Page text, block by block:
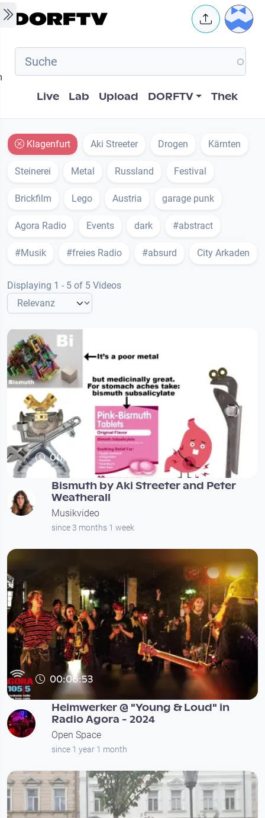
Skip to main content User
Hauptnavigation
Live Lab Upload DORFTV Thek
Klagenfurt Aki Streeter Drogen Kärnten
Steinerei Metal Russland Festival
Brickfilm Lego Austria garage punk
Agora Radio Events dark #abstract
#Musik #freies Radio #absurd City Arkaden
Displaying 1 - 5 of 5 Videos
00:02:10
Bismuth by Aki Streeter and Peter
Weatherall
Musikvideo
since 3 months 1 week
00:06:53
Heimwerker @ "Young & Loud" in
Radio Agora - 2024
Open Space
since 1 year 1 month